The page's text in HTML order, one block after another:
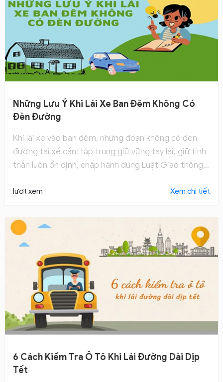
Những Lưu Ý Khi Lái Xe Ban Đêm Không Có
Đèn Đường
Khi lái xe vào ban đêm, những đoạn không có đèn
đường tài xế cần: tập trung giữ vững tay lái, giữ tinh
thần luôn ổn định, chấp hành đúng Luật Giao thông,
đảm bảo an toàn khi lái xe.
lượt xem Xem chi tiết
6 Cách Kiểm Tra Ô Tô Khi Lái Đường Dài Dịp
Tết